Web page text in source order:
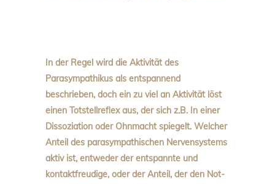
In der Regel wird die Aktivität des
Parasympathikus als entspannend
beschrieben, doch ein zu viel an Aktivität löst
einen Totstellreflex aus, der sich z.B. In einer
Dissoziation oder Ohnmacht spiegelt. Welcher
Anteil des parasympathischen Nervensystems
aktiv ist, entweder der entspannte und
kontaktfreudige, oder der Anteil, der den Not-